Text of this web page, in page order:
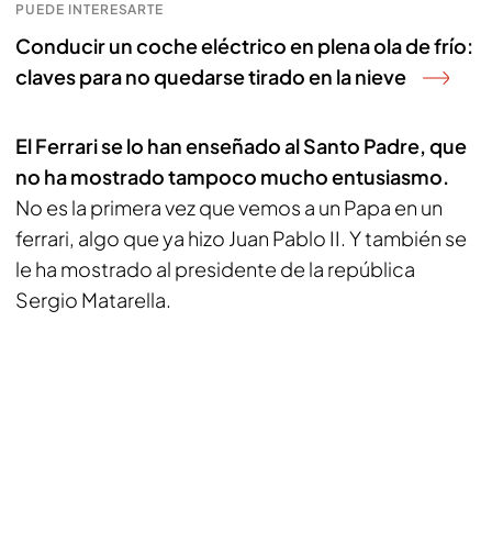
PUEDE INTERESARTE
Conducir un coche eléctrico en plena ola de frío:
claves para no quedarse tirado en la nieve
El Ferrari se lo han enseñado al Santo Padre, que
no ha mostrado tampoco mucho entusiasmo.
No es la primera vez que vemos a un Papa en un
ferrari, algo que ya hizo Juan Pablo II. Y también se
le ha mostrado al presidente de la república
Sergio Matarella.